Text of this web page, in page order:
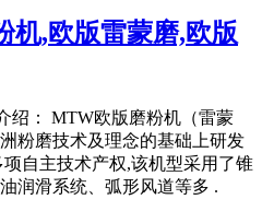
机,欧版雷蒙磨,欧版
绍： MTW欧版磨粉机（雷蒙
粉磨技术及理念的基础上研发
自主技术产权,该机型采用了锥
润滑系统、弧形风道等多 .